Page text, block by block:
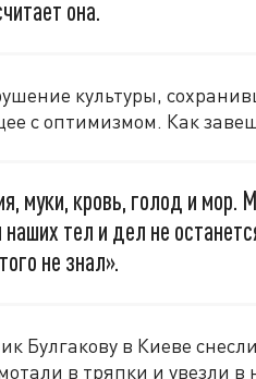
она.
культуры,
с оптимизмом. Как
муки, кровь, голод и мор.
наших тел и дел не
не знал».
Булгакову в Киеве
в тряпки и увезли